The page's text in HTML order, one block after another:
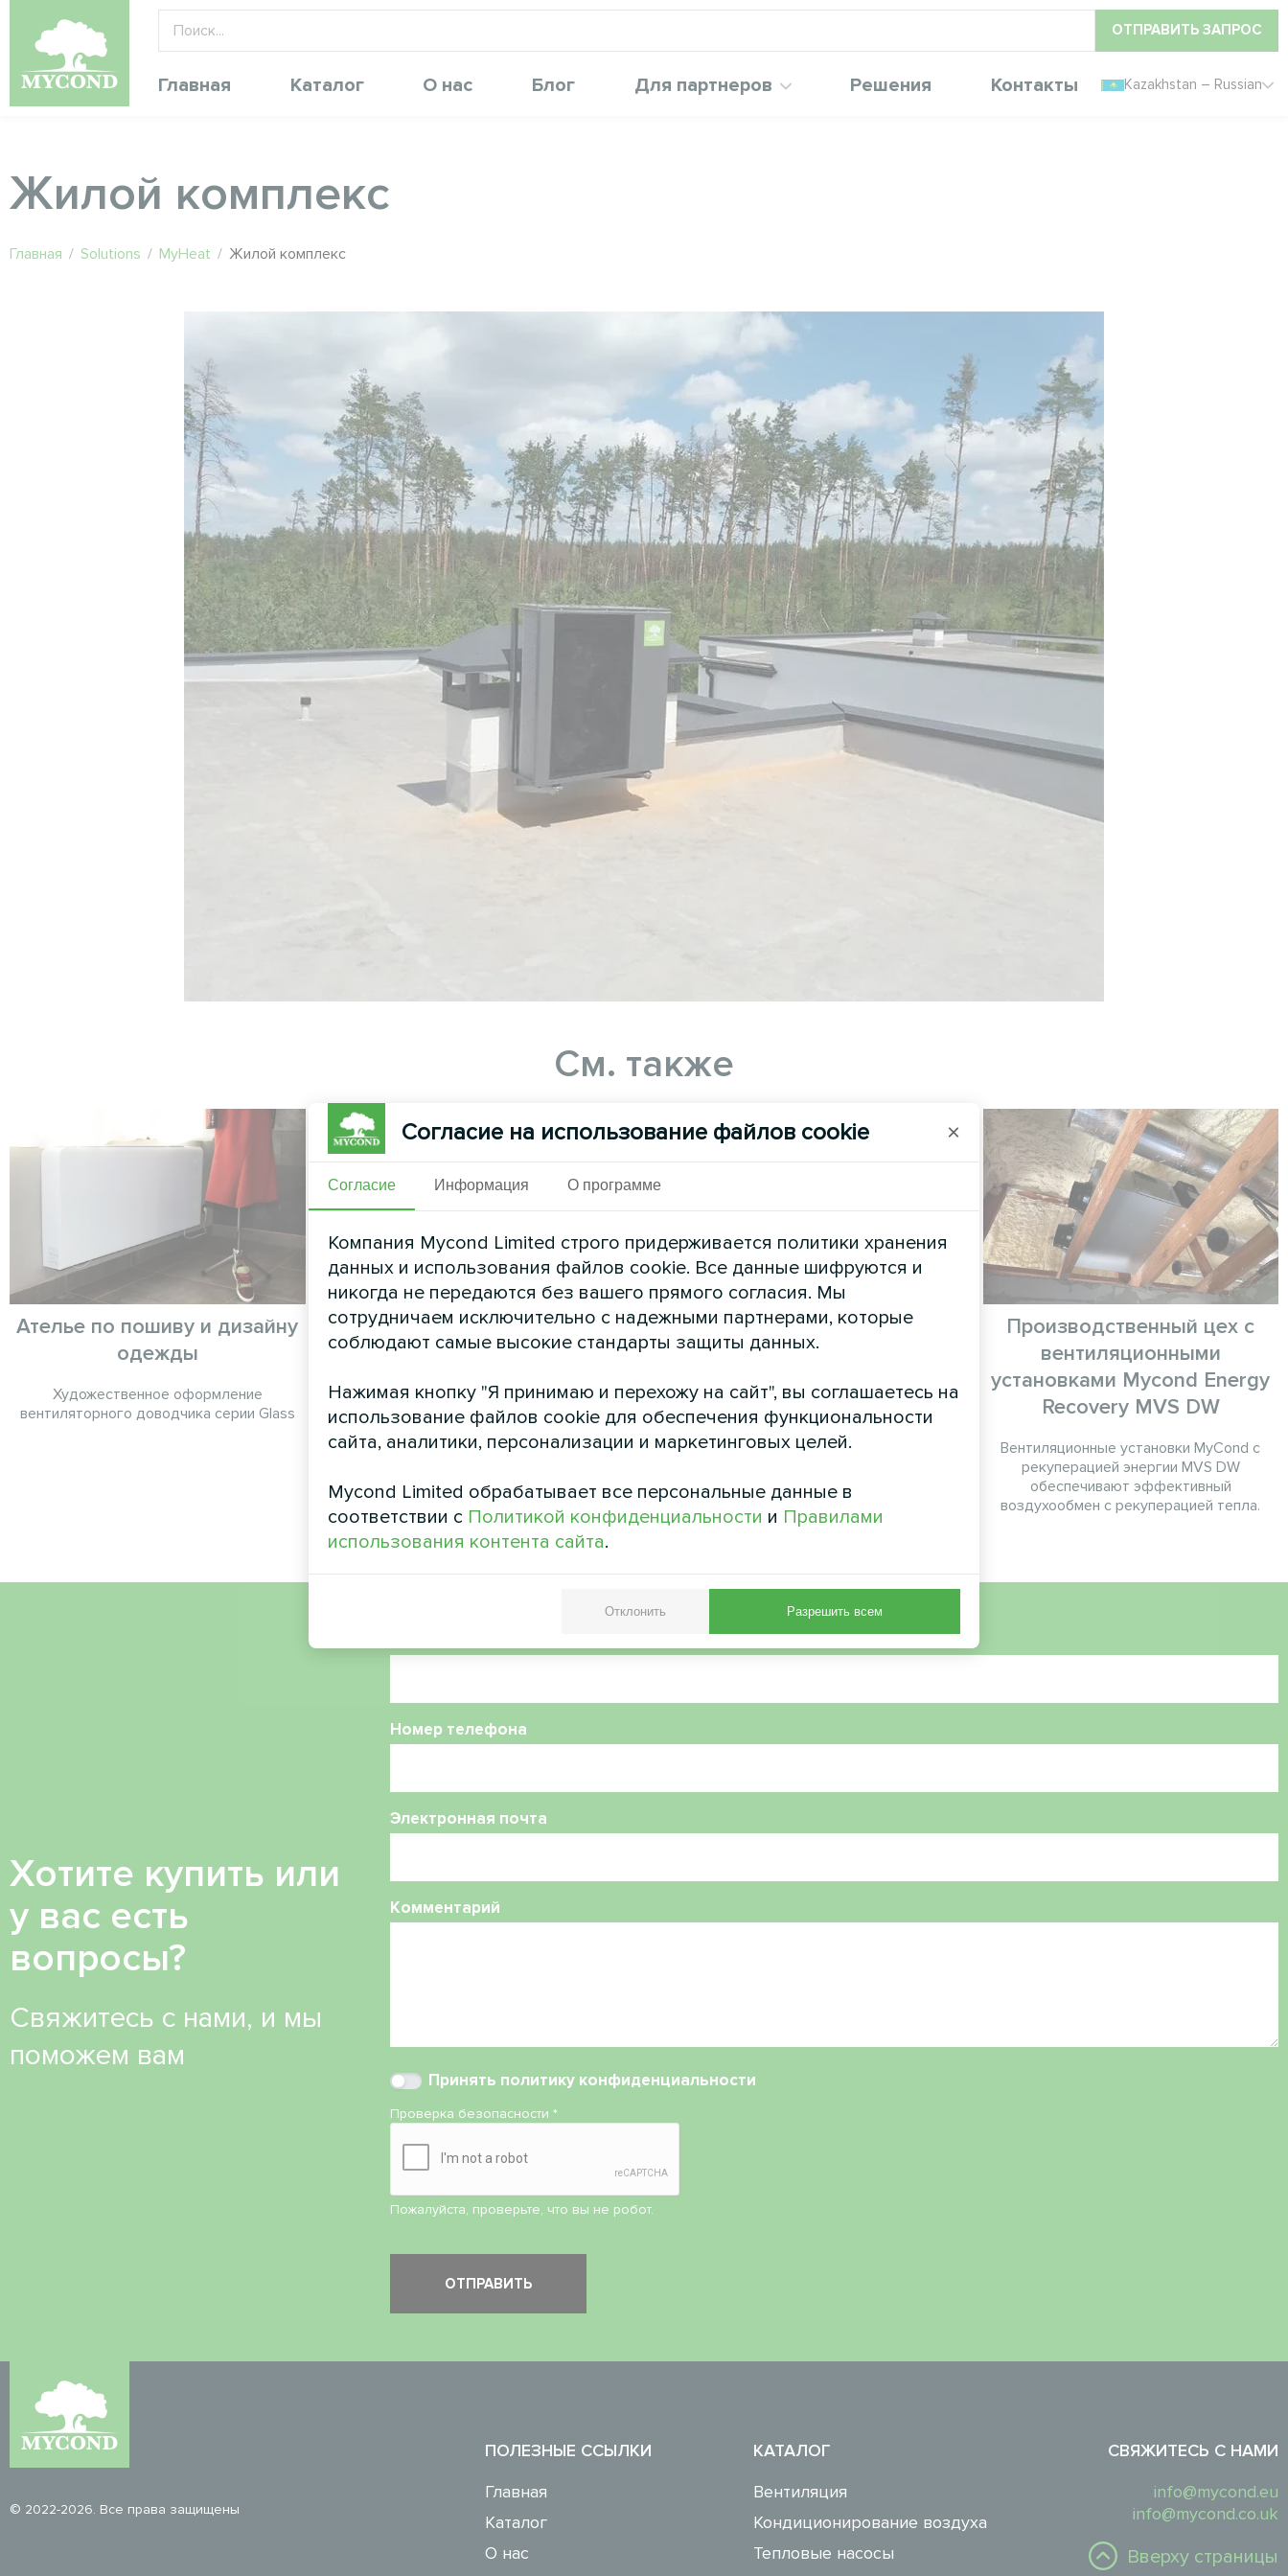
ОТПРАВИТЬ ЗАПРОС
Главная Каталог О нас Блог Для партнеров Решения Контакты Kazakhstan – Russian
Жилой комплекс
Главная / Solutions / MyHeat / Жилой комплекс
См. также
Ателье по пошиву и дизайну
одежды
Художественное оформление
вентиляторного доводчика серии Glass
Частный дом
Basic
Частный дом
050 NBS MHCS 050 UBS
Производственный цех с
вентиляционными
установками Mycond Energy
Recovery MVS DW
Вентиляционные установки MyCond с
рекуперацией энергии MVS DW
обеспечивают эффективный
воздухообмен с рекуперацией тепла.
Хотите купить или
у вас есть
вопросы?
Свяжитесь с нами, и мы
поможем вам
Номер телефона
Электронная почта
Комментарий
Принять политику конфиденциальности
Проверка безопасности*
Пожалуйста, проверьте, что вы не робот.
© 2022-2026. Все права защищены
ПОЛЕЗНЫЕ ССЫЛКИ
Главная
Каталог
О нас
КАТАЛОГ
Вентиляция
Кондиционирование воздуха
Тепловые насосы
СВЯЖИТЕСЬ С НАМИ
info@mycond.eu
info@mycond.co.uk
Вверху страницы
Согласие на использование файлов cookie ×
Согласие Информация О программе
Компания Mycond Limited строго придерживается политики хранения
данных и использования файлов cookie. Все данные шифруются и
никогда не передаются без вашего прямого согласия. Мы
сотрудничаем исключительно с надежными партнерами, которые
соблюдают самые высокие стандарты защиты данных.
Нажимая кнопку "Я принимаю и перехожу на сайт", вы соглашаетесь на
использование файлов cookie для обеспечения функциональности
сайта, аналитики, персонализации и маркетинговых целей.
Mycond Limited обрабатывает все персональные данные в
соответствии с Политикой конфиденциальности и Правилами
использования контента сайта.
Отклонить Разрешить всем